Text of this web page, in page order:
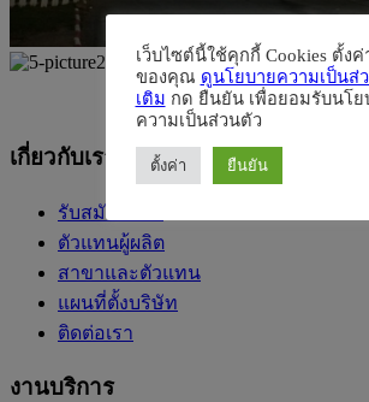
เกี่ยวกับเรา
รับสมัครงาน
ตัวแทนผู้ผลิต
สาขาและตัวแทน
แผนที่ตั้งบริษัท
ติดต่อเรา
งานบริการ
เว็บไซต์นี้ใช้คุกกี้ Cookies ตั้ง
ของคุณ ดูนโยบายความเป็นส่
เติม กด ยืนยัน เพื่อยอมรับนโ
ความเป็นส่วนตัว
ตั้งค่า ยืนยัน